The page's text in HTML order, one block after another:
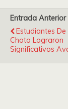
Entrada Anterior
Estudiantes De
Chota Lograron
Significativos